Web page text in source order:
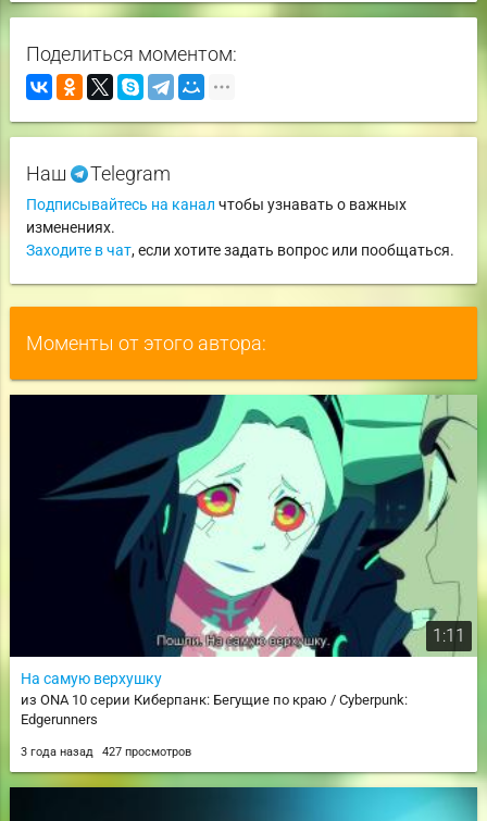
Поделиться моментом:
Наш Telegram
Подписывайтесь на канал чтобы узнавать о важных
изменениях.
Заходите в чат, если хотите задать вопрос или пообщаться.
Моменты от этого автора:
1:11
На самую верхушку
из ONA 10 серии Киберпанк: Бегущие по краю / Cyberpunk:
Edgerunners
3 года назад 427 просмотров